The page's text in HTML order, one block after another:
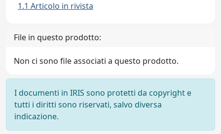
1.1 Articolo in rivista
File in questo prodotto:
Non ci sono file associati a questo prodotto.
I documenti in IRIS sono protetti da copyright e
tutti i diritti sono riservati, salvo diversa
indicazione.